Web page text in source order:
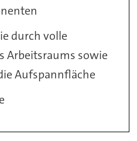
durch volle
Arbeitsraums sowie
Aufspannfläche